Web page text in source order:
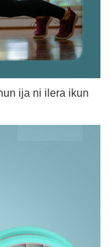
ija ni ilera ikun